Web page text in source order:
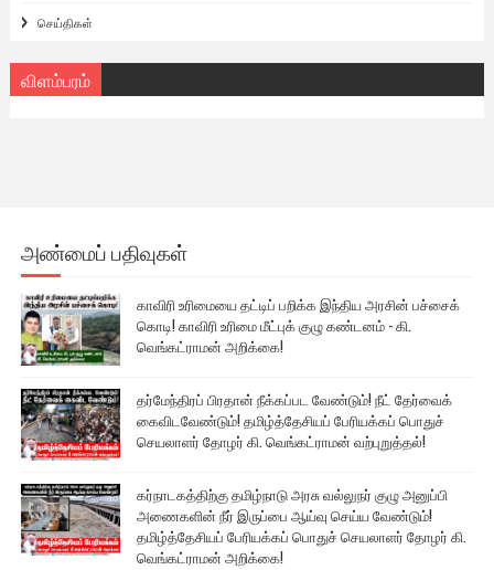
செய்திகள்
விளம்பரம்
அண்மைப் பதிவுகள்
காவிரி உரிமையை தட்டிப் பறிக்க இந்திய அரசின் பச்சைக்
கொடி! காவிரி உரிமை மீட்புக் குழு கண்டனம் - கி.
வெங்கட்ராமன் அறிக்கை!
தர்மேந்திரப் பிரதான் நீக்கப்பட வேண்டும்! நீட் தேர்வைக்
கைவிடவேண்டும்! தமிழ்த்தேசியப் பேரியக்கப் பொதுச்
செயலாளர் தோழர் கி. வெங்கட்ராமன் வற்புறுத்தல்!
கர்நாடகத்திற்கு தமிழ்நாடு அரசு வல்லுநர் குழு அனுப்பி
அணைகளின் நீர் இருப்பை ஆய்வு செய்ய வேண்டும்!
தமிழ்த்தேசியப் பேரியக்கப் பொதுச் செயலாளர் தோழர் கி.
வெங்கட்ராமன் அறிக்கை!